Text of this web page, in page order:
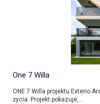
One 7 Willa
ONE 7 Willa projektu Exterio
życia. Projekt pokazuje,...